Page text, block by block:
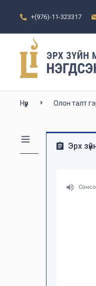
+(976)-11-323317
Нүүр Олон талт
Эрх